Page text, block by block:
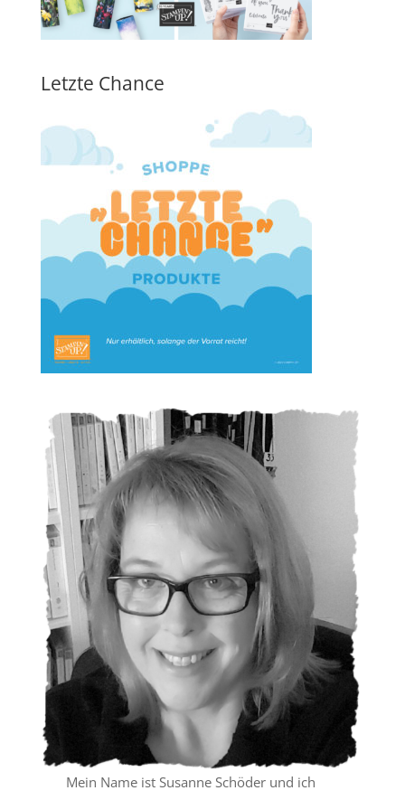
Letzte Chance
Mein Name ist Susanne Schöder und ich